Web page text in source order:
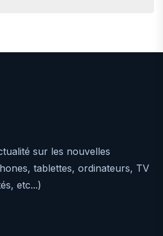
sur les nouvelles
tablettes, ordinateurs, TV
etc...)